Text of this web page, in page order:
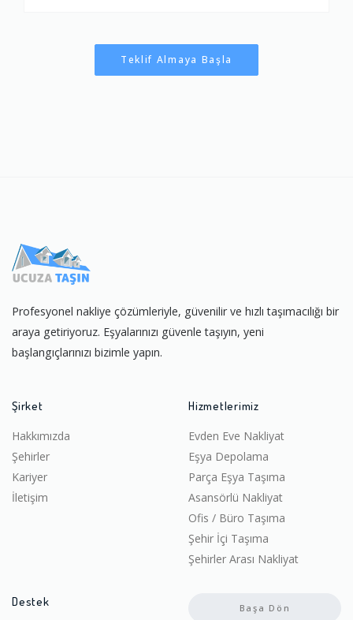
Teklif Almaya Başla
Profesyonel nakliye çözümleriyle, güvenilir ve hızlı taşımacılığı bir
araya getiriyoruz. Eşyalarınızı güvenle taşıyın, yeni
başlangıçlarınızı bizimle yapın.
Şirket
Hakkımızda
Şehirler
Kariyer
İletişim
Hizmetlerimiz
Evden Eve Nakliyat
Eşya Depolama
Parça Eşya Taşıma
Asansörlü Nakliyat
Ofis / Büro Taşıma
Şehir İçi Taşıma
Şehirler Arası Nakliyat
Destek Başa Dön